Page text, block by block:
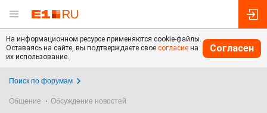
На информационном ресурсе применяются cookie-файлы.
Оставаясь на сайте, вы подтверждаете свое согласие на
их использование.
Согласен
Поиск по форумам
Общение Обсуждение новостей